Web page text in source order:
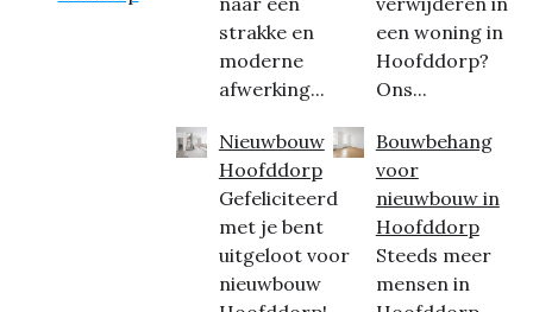
strakke en
moderne
afwerking...
Nieuwbouw
Hoofddorp
Gefeliciteerd
met je bent
uitgeloot voor
nieuwbouw
een woning in
Hoofddorp?
Ons...
Bouwbehang
voor
nieuwbouw in
Hoofddorp
Steeds meer
mensen in